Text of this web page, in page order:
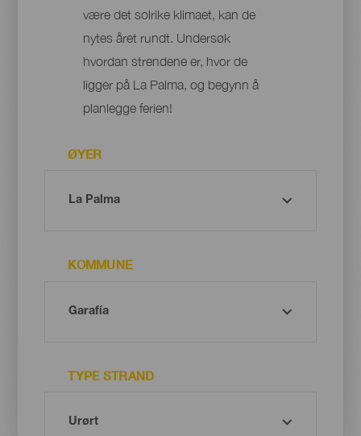
være det solrike klimaet, kan de
nytes året rundt. Undersøk
hvordan strendene er, hvor de
ligger på La Palma, og begynn å
planlegge ferien!
ØYER
KOMMUNE
TYPE STRAND